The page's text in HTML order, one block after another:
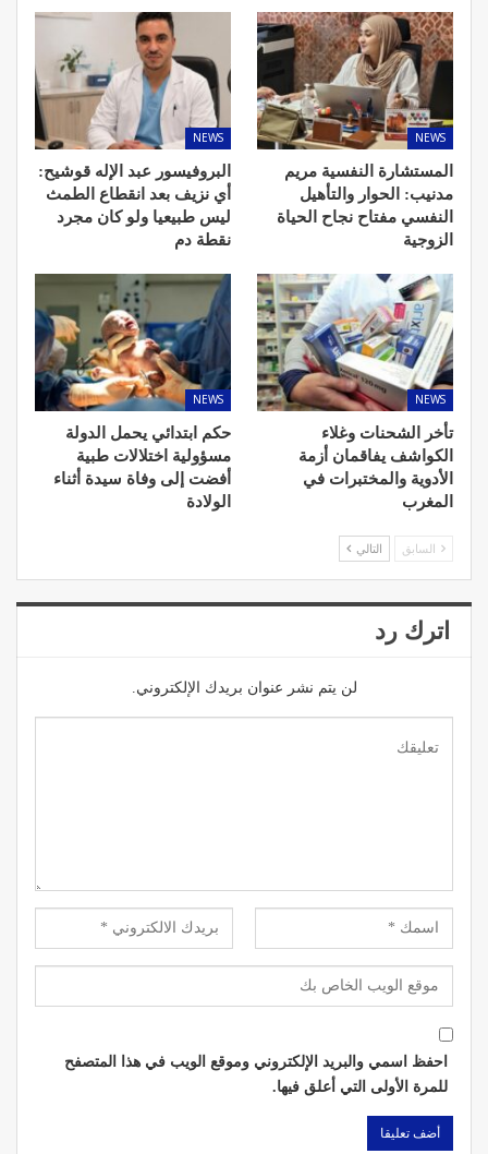
NEWS
المستشارة النفسية مريم
مدنيب: الحوار والتأهيل
النفسي مفتاح نجاح الحياة
الزوجية
NEWS
البروفيسور عبد الإله قوشيح:
أي نزيف بعد انقطاع الطمث
ليس طبيعيا ولو كان مجرد
نقطة دم
NEWS
تأخر الشحنات وغلاء
الكواشف يفاقمان أزمة
الأدوية والمختبرات في
المغرب
NEWS
حكم ابتدائي يحمل الدولة
مسؤولية اختلالات طبية
أفضت إلى وفاة سيدة أثناء
الولادة
السابق التالي
اترك رد
لن يتم نشر عنوان بريدك الإلكتروني.
احفظ اسمي والبريد الإلكتروني وموقع الويب في هذا المتصفح
للمرة الأولى التي أعلق فيها.